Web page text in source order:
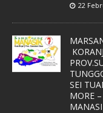
22
SEI
MORE